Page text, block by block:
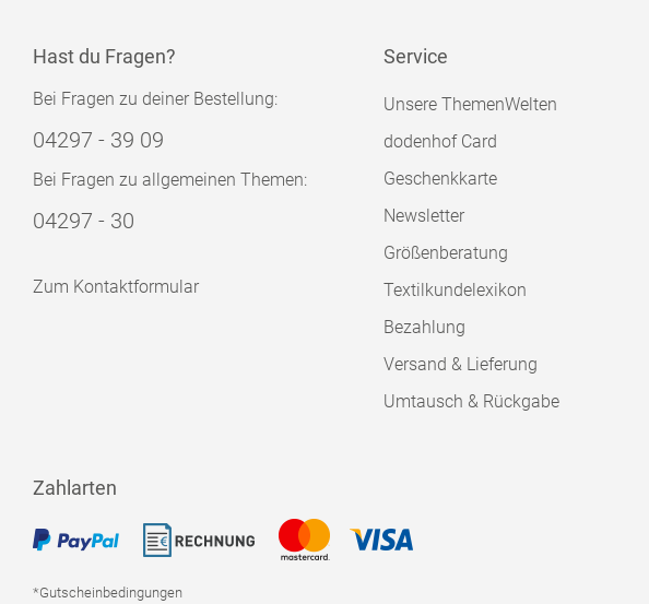
Hast du Fragen?
Bei Fragen zu deiner Bestellung:
04297 - 39 09
Bei Fragen zu allgemeinen Themen:
04297 - 30
Zum Kontaktformular
Service
Unsere ThemenWelten
dodenhof Card
Geschenkkarte
Newsletter
Größenberatung
Textilkundelexikon
Bezahlung
Versand & Lieferung
Umtausch & Rückgabe
Zahlarten
*Gutscheinbedingungen